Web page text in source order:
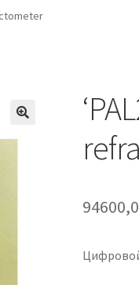
корма из Германии